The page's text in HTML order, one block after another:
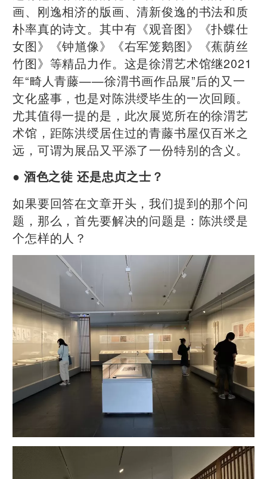
画、刚逸相济的版画、清新俊逸的书法和质
朴率真的诗文。其中有《观音图》《扑蝶仕
女图》《钟馗像》《右军笼鹅图》《蕉荫丝
竹图》等精品力作。这是徐渭艺术馆继2021
年“畸人青藤——徐渭书画作品展”后的又一
文化盛事，也是对陈洪绶毕生的一次回顾。
尤其值得一提的是，此次展览所在的徐渭艺
术馆，距陈洪绶居住过的青藤书屋仅百米之
远，可谓为展品又平添了一份特别的含义。
● 酒色之徒 还是忠贞之士？
如果要回答在文章开头，我们提到的那个问
题，那么，首先要解决的问题是：陈洪绶是
个怎样的人？